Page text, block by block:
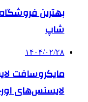
بهترین فروشگاه
شاپ
۱۴۰۴/۰۲/۲۸
مایکروسافت
لایسنس‌های